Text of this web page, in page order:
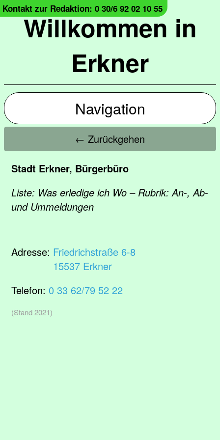
Willkommen in
Erkner
Kontakt zur Redaktion: 0 30/6 92 02 10 55
Navigation
← Zurückgehen
Stadt Erkner, Bürgerbüro
Liste: Was erledige ich Wo – Rubrik: An-, Ab-
und Ummeldungen
Adresse: Friedrichstraße 6-8
15537 Erkner
Telefon: 0 33 62/79 52 22
(Stand 2021)